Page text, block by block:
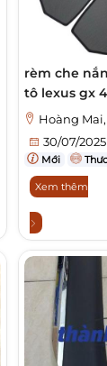
rèm che
tô lexus gx
Hoàng
30/07/2025
Mới
Xem thêm